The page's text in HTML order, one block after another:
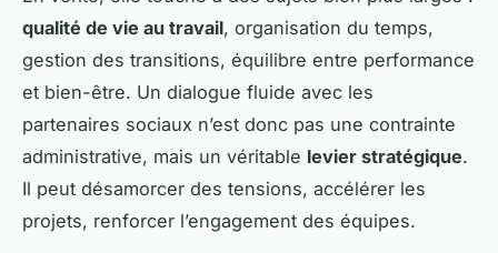
qualité de vie au travail, organisation du temps,
gestion des transitions, équilibre entre performance
et bien-être. Un dialogue fluide avec les
partenaires sociaux n’est donc pas une contrainte
administrative, mais un véritable levier stratégique.
Il peut désamorcer des tensions, accélérer les
projets, renforcer l’engagement des équipes.